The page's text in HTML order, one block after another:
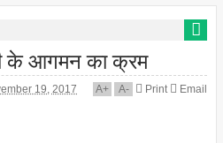
के आगमन का क्रम
19, 2017 A+ A- Print Email